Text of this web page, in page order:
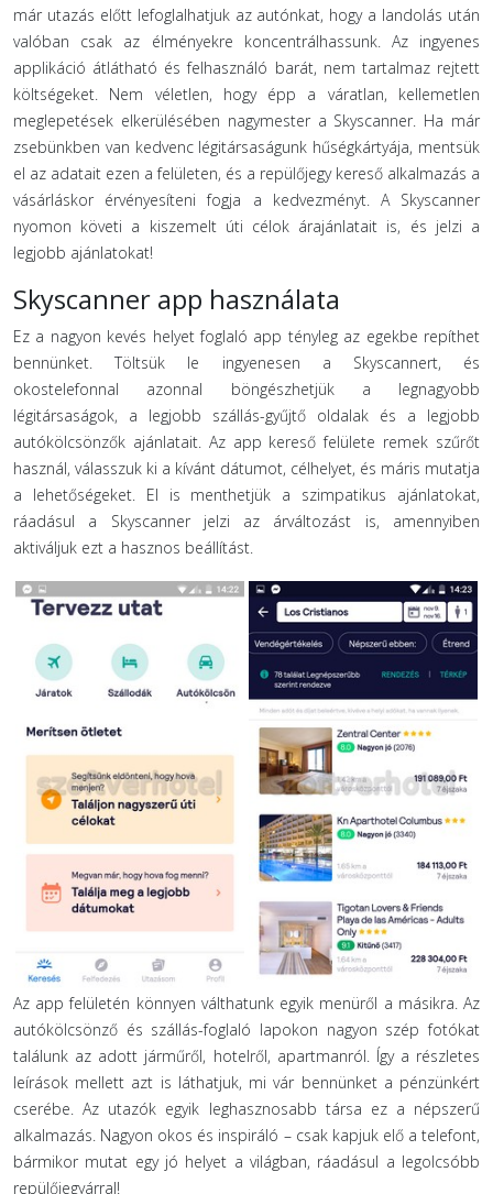
már utazás előtt lefoglalhatjuk az autónkat, hogy a landolás után
valóban csak az élményekre koncentrálhassunk. Az ingyenes
applikáció átlátható és felhasználó barát, nem tartalmaz rejtett
költségeket. Nem véletlen, hogy épp a váratlan, kellemetlen
meglepetések elkerülésében nagymester a Skyscanner. Ha már
zsebünkben van kedvenc légitársaságunk hűségkártyája, mentsük
el az adatait ezen a felületen, és a repülőjegy kereső alkalmazás a
vásárláskor érvényesíteni fogja a kedvezményt. A Skyscanner
nyomon követi a kiszemelt úti célok árajánlatait is, és jelzi a
legjobb ajánlatokat!
Skyscanner app használata
Ez a nagyon kevés helyet foglaló app tényleg az egekbe repíthet
bennünket. Töltsük le ingyenesen a Skyscannert, és
okostelefonnal azonnal böngészhetjük a legnagyobb
légitársaságok, a legjobb szállás-gyűjtő oldalak és a legjobb
autókölcsönzők ajánlatait. Az app kereső felülete remek szűrőt
használ, válasszuk ki a kívánt dátumot, célhelyet, és máris mutatja
a lehetőségeket. El is menthetjük a szimpatikus ajánlatokat,
ráadásul a Skyscanner jelzi az árváltozást is, amennyiben
aktiváljuk ezt a hasznos beállítást.
Az app felületén könnyen válthatunk egyik menüről a másikra. Az
autókölcsönző és szállás-foglaló lapokon nagyon szép fotókat
találunk az adott járműről, hotelről, apartmanról. Így a részletes
leírások mellett azt is láthatjuk, mi vár bennünket a pénzünkért
cserébe. Az utazók egyik leghasznosabb társa ez a népszerű
alkalmazás. Nagyon okos és inspiráló – csak kapjuk elő a telefont,
bármikor mutat egy jó helyet a világban, ráadásul a legolcsóbb
repülőjegyárral!